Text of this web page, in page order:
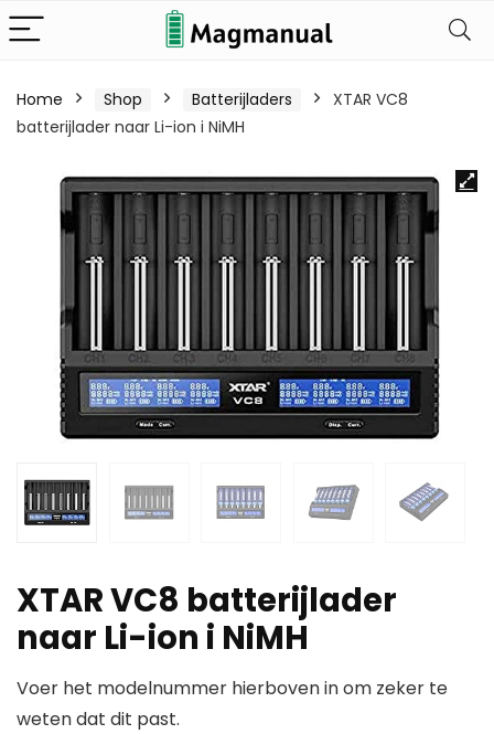
Home Shop Batterijladers
XTAR VC8
batterijlader naar Li-ion i NiMH
XTAR VC8 batterijlader
naar Li-ion i NiMH
Voer het modelnummer hierboven in om zeker te
weten dat dit past.